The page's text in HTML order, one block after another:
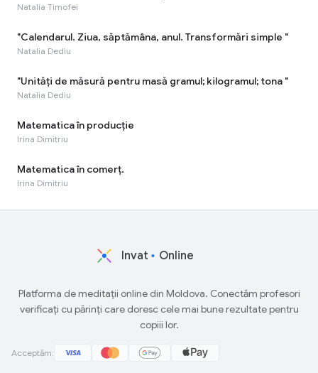
Natalia Timofei
"Calendarul. Ziua, săptămâna, anul. Transformări simple "
Natalia Dediu
"Unități de măsură pentru masă gramul; kilogramul; tona "
Natalia Dediu
Matematica în producție
Irina Dimitriu
Matematica în comerț.
Irina Dimitriu
Invat Online
Platforma de meditații online din Moldova. Conectăm profesori
verificați cu părinți care doresc cele mai bune rezultate pentru
copiii lor.
Acceptăm: